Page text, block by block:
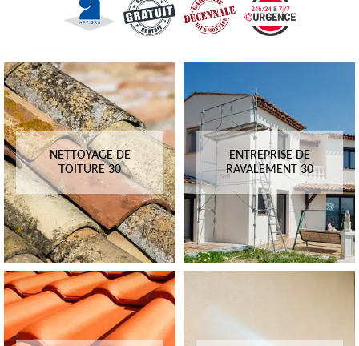
NETTOYAGE DE
TOITURE 30
ENTREPRISE DE
RAVALEMENT 30